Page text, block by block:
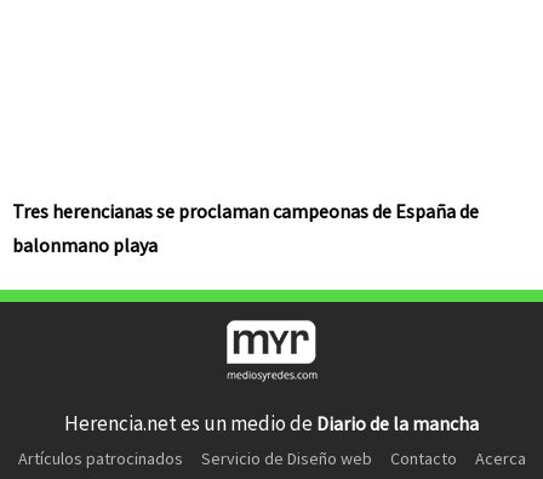
Tres herencianas se proclaman campeonas de España de
balonmano playa
Herencia.net es un medio de Diario de la mancha
Artículos patrocinados Servicio de Diseño web Contacto
Acerca